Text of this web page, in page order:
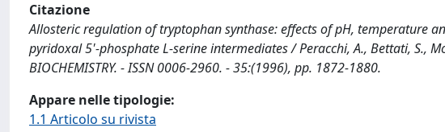
Citazione
Allosteric regulation of tryptophan synthase: effects of pH, temperature
pyridoxal 5'-phosphate L-serine intermediates / Peracchi, A., Bettati, S.,
BIOCHEMISTRY. - ISSN 0006-2960. - 35:(1996), pp. 1872-1880.
Appare nelle tipologie:
1.1 Articolo su rivista